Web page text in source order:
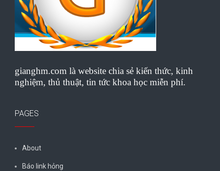
gianghm.com là website chia sẻ kiến thức, kinh
nghiệm, thủ thuật, tin tức khoa học miễn phí.
PAGES
About
Báo link hỏng